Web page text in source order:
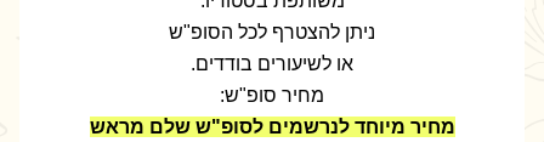
ניתן להצטרף לכל הסופ"ש
או לשיעורים בודדים.
מחיר סופ"ש:
מחיר מיוחד לנרשמים לסופ"ש שלם מראש